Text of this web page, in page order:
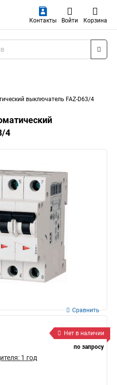
Контакты Войти Корзина
выключатель FAZ-D63/4
4
Сравнить
Нет в наличии
по запросу
1 год